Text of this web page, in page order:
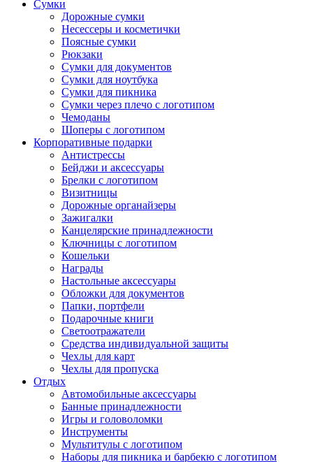
Сумки
Дорожные сумки
Несессеры и косметички
Поясные сумки
Рюкзаки
Сумки для документов
Сумки для ноутбука
Сумки для пикника
Сумки через плечо с логотипом
Чемоданы
Шоперы с логотипом
Корпоративные подарки
Антистрессы
Бейджи и аксессуары
Брелки с логотипом
Визитницы
Дорожные органайзеры
Зажигалки
Канцелярские принадлежности
Ключницы с логотипом
Кошельки
Награды
Настольные аксессуары
Обложки для документов
Папки, портфели
Подарочные книги
Светоотражатели
Средства индивидуальной защиты
Чехлы для карт
Чехлы для пропуска
Отдых
Автомобильные аксессуары
Банные принадлежности
Игры и головоломки
Инструменты
Мультитулы с логотипом
Наборы для пикника и барбекю с логотипом